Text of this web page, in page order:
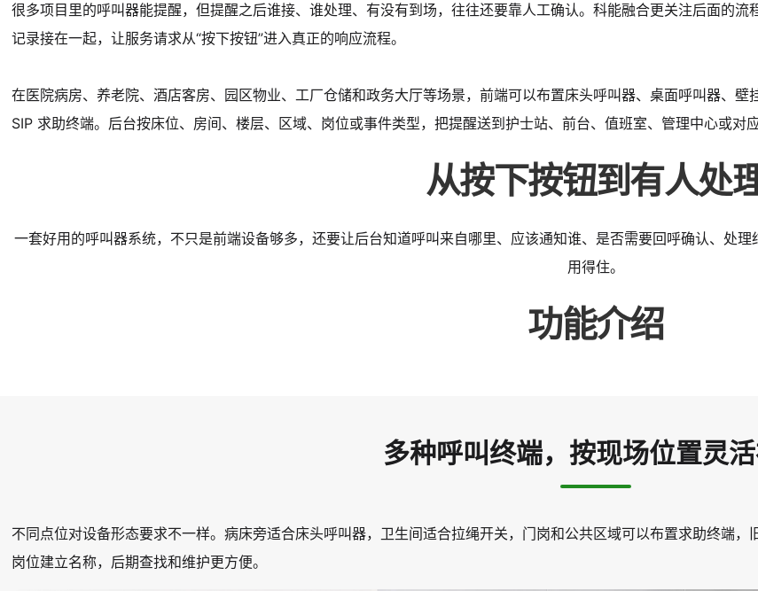
很多项目里的呼叫器能提醒，但提醒之后谁接、谁处理、有没有到场，往往还要靠人工确认。科能融合更关注后面的
记录接在一起，让服务请求从“按下按钮”进入真正的响应流程。
在医院病房、养老院、酒店客房、园区物业、工厂仓储和政务大厅等场景，前端可以布置床头呼叫器、桌面呼叫器、
SIP 求助终端。后台按床位、房间、楼层、区域、岗位或事件类型，把提醒送到护士站、前台、值班室、管理中心或对应
从按下按钮到有人处
一套好用的呼叫器系统，不只是前端设备够多，还要让后台知道呼叫来自哪里、应该通知谁、是否需要回呼确认、处
用得住。
功能介绍
多种呼叫终端，按现场位置灵
不同点位对设备形态要求不一样。病床旁适合床头呼叫器，卫生间适合拉绳开关，门岗和公共区域可以布置求助终端
岗位建立名称，后期查找和维护更方便。